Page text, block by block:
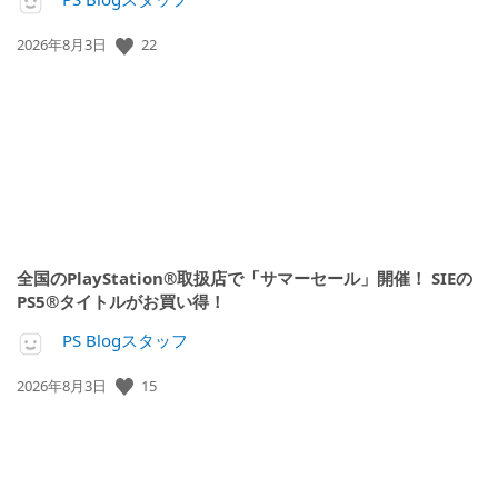
公
2026年8月3日 22
全国のPlayStation®取扱店で「サマーセール」開催！ SIEの
PS5®タイトルがお買い得！
PS Blogスタッフ
公
2026年8月3日 15